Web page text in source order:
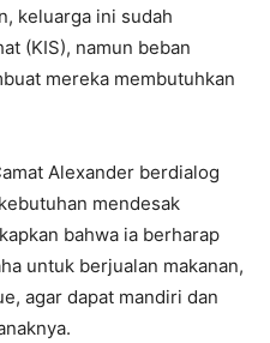
keluarga ini sudah
(KIS), namun beban
mereka membutuhkan
Alexander berdialog
mendesak
bahwa ia berharap
untuk berjualan makanan,
agar dapat mandiri dan